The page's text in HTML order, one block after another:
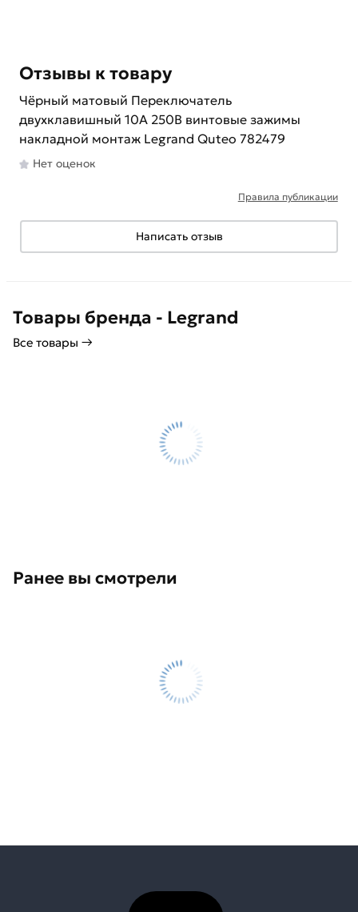
Отзывы к товару
Чёрный матовый Переключатель
двухклавишный 10A 250В винтовые зажимы
накладной монтаж Legrand Quteo 782479
Нет оценок
Правила публикации
Написать отзыв
Товары бренда - Legrand
Все товары →
Ранее вы смотрели